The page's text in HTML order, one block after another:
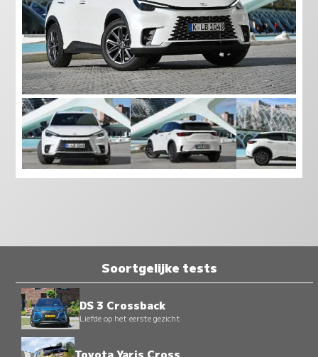
Soortgelijke tests
DS 3 Crossback
Liefde op het eerste gezicht
Toyota Yaris Cross